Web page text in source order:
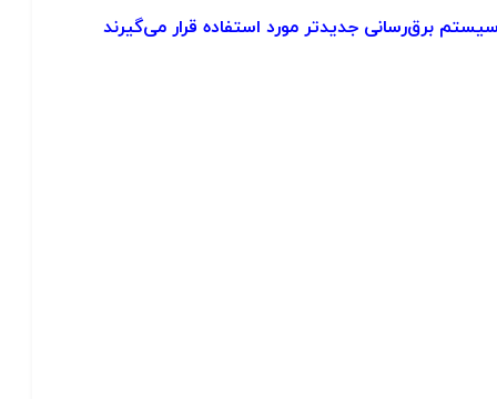
برق‌رسانی جدیدتر مورد استفاده قرار می‌گیرند